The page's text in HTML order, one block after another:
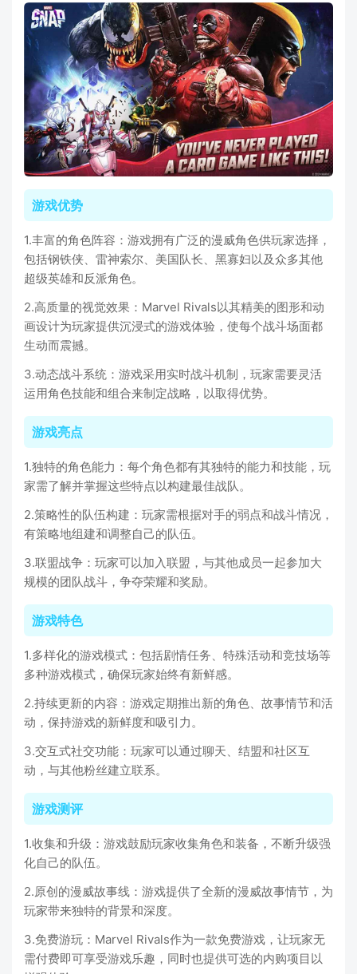
游戏优势
1.丰富的角色阵容：游戏拥有广泛的漫威角色供玩家选择，
包括钢铁侠、雷神索尔、美国队长、黑寡妇以及众多其他
超级英雄和反派角色。
2.高质量的视觉效果：Marvel Rivals以其精美的图形和动
画设计为玩家提供沉浸式的游戏体验，使每个战斗场面都
生动而震撼。
3.动态战斗系统：游戏采用实时战斗机制，玩家需要灵活
运用角色技能和组合来制定战略，以取得优势。
游戏亮点
1.独特的角色能力：每个角色都有其独特的能力和技能，玩
家需了解并掌握这些特点以构建最佳战队。
2.策略性的队伍构建：玩家需根据对手的弱点和战斗情况，
有策略地组建和调整自己的队伍。
3.联盟战争：玩家可以加入联盟，与其他成员一起参加大
规模的团队战斗，争夺荣耀和奖励。
游戏特色
1.多样化的游戏模式：包括剧情任务、特殊活动和竞技场等
多种游戏模式，确保玩家始终有新鲜感。
2.持续更新的内容：游戏定期推出新的角色、故事情节和活
动，保持游戏的新鲜度和吸引力。
3.交互式社交功能：玩家可以通过聊天、结盟和社区互
动，与其他粉丝建立联系。
游戏测评
1.收集和升级：游戏鼓励玩家收集角色和装备，不断升级强
化自己的队伍。
2.原创的漫威故事线：游戏提供了全新的漫威故事情节，为
玩家带来独特的背景和深度。
3.免费游玩：Marvel Rivals作为一款免费游戏，让玩家无
需付费即可享受游戏乐趣，同时也提供可选的内购项目以